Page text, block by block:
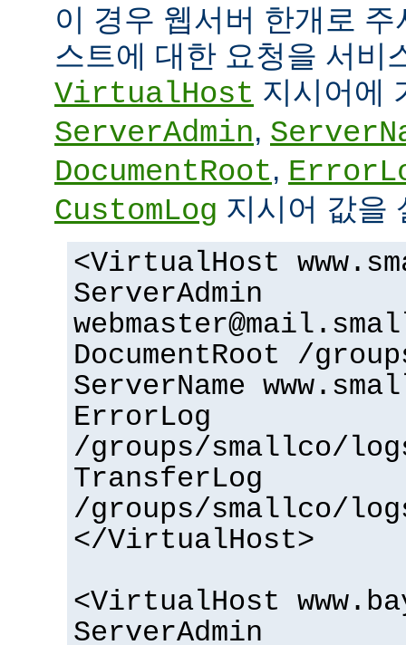
이 경우 웹서버 한개로
스트에 대한 요청을 서비
VirtualHost 지시어에
ServerAdmin,
DocumentRoot,
CustomLog 지시어 값을
<VirtualHost
ServerAdmin
DocumentRoot /
ServerName
ErrorLog
/groups/smallco/
TransferLog
/groups/smallco/
</VirtualHost>
<VirtualHost
ServerAdmin